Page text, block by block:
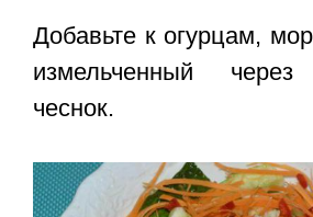
Добавьте к огурцам,
измельченный через
чеснок.